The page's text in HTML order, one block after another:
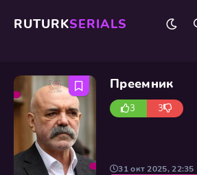
RUTURKSERIALS
Преемник
3 3
31 окт 2025, 22:35